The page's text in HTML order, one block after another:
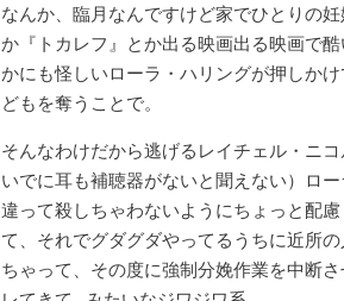
なんか、臨月なんですけど家でひとりの
か『トカレフ』とか出る映画出る映画で
かにも怪しいローラ・ハリングが押しか
どもを奪うことで。
そんなわけだから逃げるレイチェル・ニ
いでに耳も補聴器がないと聞えない）ロ
違って殺しちゃわないようにちょっと配
て、それでグダグダやってるうちに近所
ちゃって、その度に強制分娩作業を中断